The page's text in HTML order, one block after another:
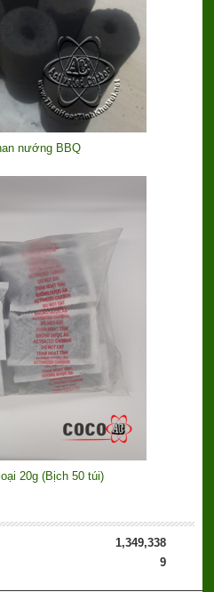
nướng BBQ
20g (Bịch 50 túi)
1,349,338
9